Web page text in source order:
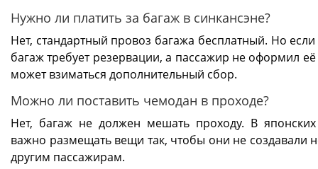
Нужно ли платить за багаж в синкансэне?
Нет, стандартный провоз багажа бесплатный. Но
багаж требует резервации, а пассажир не оформил
может взиматься дополнительный сбор.
Можно ли поставить чемодан в проходе?
Нет, багаж не должен мешать проходу. В японских
важно размещать вещи так, чтобы они не создавали
другим пассажирам.